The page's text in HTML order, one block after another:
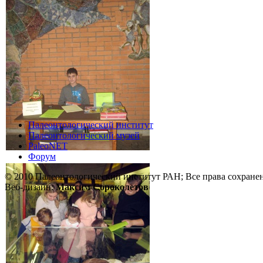
Палеонтологический институт
Палеонтологический музей
PaleoNET
Форум
© 2010 Палеонтологический институт РАН; Все права
Веб-дизайн:Максим Сороколетов